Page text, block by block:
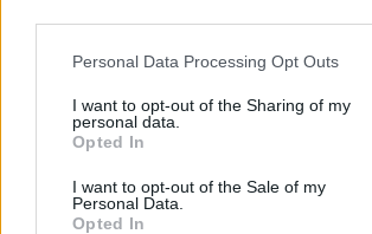
Personal Data Processing Opt Outs
I want to opt-out of the Sharing of my
personal data.
Opted In
I want to opt-out of the Sale of my
Personal Data.
Opted In
12/05/2021
Monica Bellucci vera diva
internazionale. Per lei il David
06/05/2021